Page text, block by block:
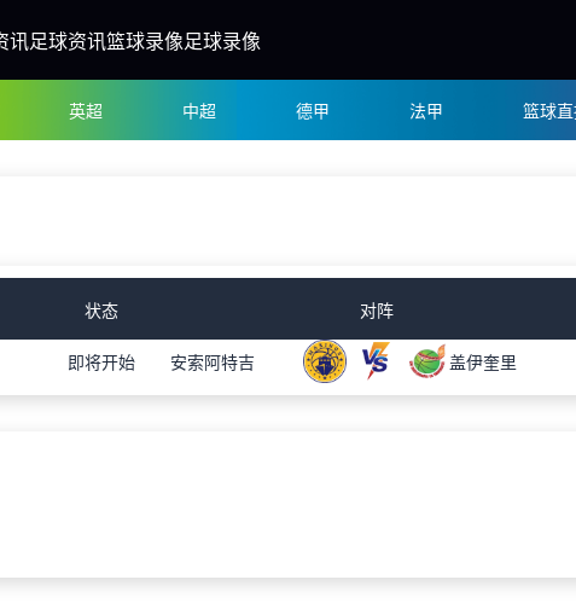
讯足球资讯篮球录像足球录像
英超 中超 德甲 法甲 篮球
状态 对阵
即将开始 安索阿特吉 盖伊奎里